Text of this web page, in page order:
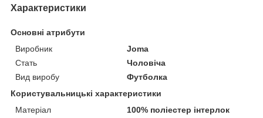
Характеристики
Основні атрибути
Виробник
Joma
Стать
Чоловіча
Вид виробу
Футболка
Користувальницькі характеристики
Матеріал
100% поліестер інтерлок